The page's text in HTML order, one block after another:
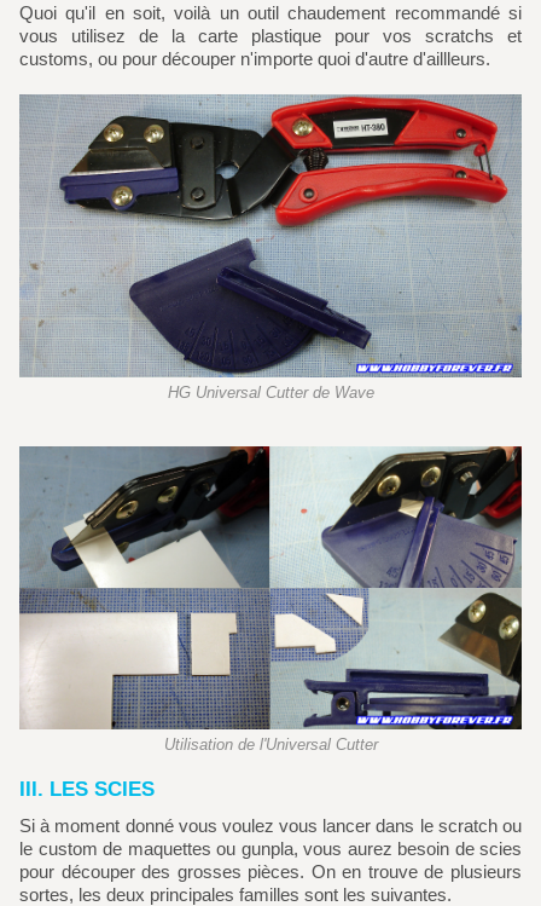
Quoi qu'il en soit, voilà un outil chaudement recommandé si
vous utilisez de la carte plastique pour vos scratchs et
customs, ou pour découper n'importe quoi d'autre d'aillleurs.
HG Universal Cutter de Wave
Utilisation de l'Universal Cutter
III. LES SCIES
Si à moment donné vous voulez vous lancer dans le scratch ou
le custom de maquettes ou gunpla, vous aurez besoin de scies
pour découper des grosses pièces. On en trouve de plusieurs
sortes, les deux principales familles sont les suivantes.